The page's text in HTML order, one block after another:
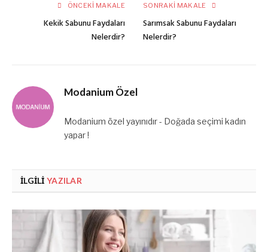
ÖNCEKI MAKALE
Kekik Sabunu Faydaları
Nelerdir?
SONRAKI MAKALE
Sarımsak Sabunu Faydaları
Nelerdir?
Modanium Özel
Modanium özel yayınıdır - Doğada seçimi kadın
yapar !
İLGILI YAZILAR